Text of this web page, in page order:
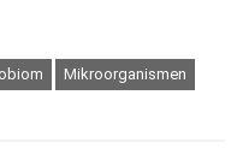
Mikroorganismen